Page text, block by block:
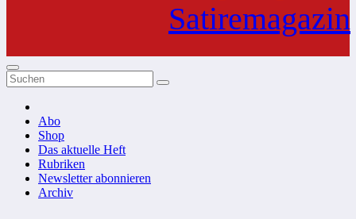
Satiremagazin
Abo
Shop
Das aktuelle Heft
Rubriken
Newsletter abonnieren
Archiv